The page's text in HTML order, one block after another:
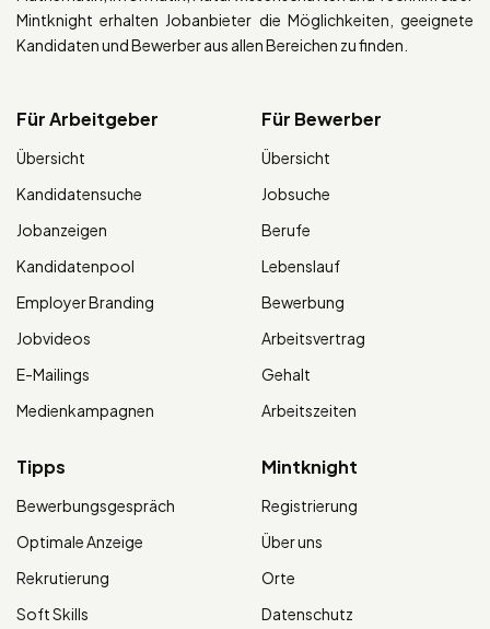
Mintknight erhalten Jobanbieter die Möglichkeiten, geeignete
Kandidaten und Bewerber aus allen Bereichen zu finden.
Für Arbeitgeber
Übersicht
Kandidatensuche
Jobanzeigen
Kandidatenpool
Employer Branding
Jobvideos
E-Mailings
Medienkampagnen
Für Bewerber
Übersicht
Jobsuche
Berufe
Lebenslauf
Bewerbung
Arbeitsvertrag
Gehalt
Arbeitszeiten
Tipps
Bewerbungsgespräch
Optimale Anzeige
Rekrutierung
Soft Skills
Mintknight
Registrierung
Über uns
Orte
Datenschutz